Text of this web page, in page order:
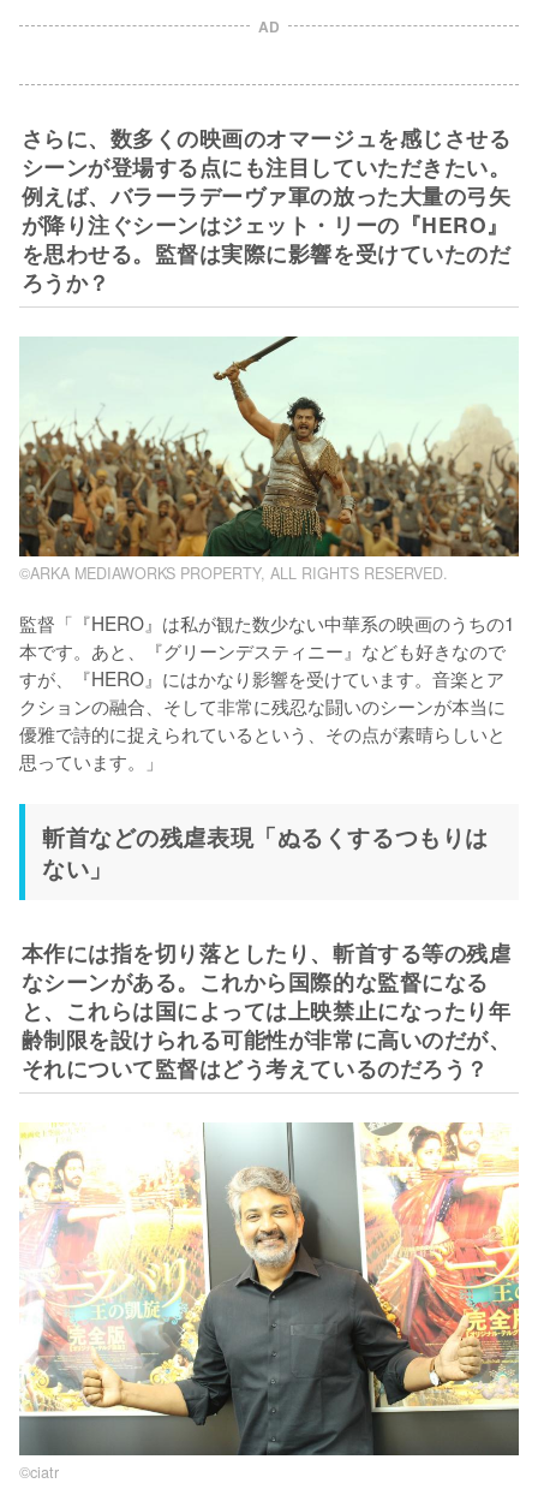
AD
さらに、数多くの映画のオマージュを感じさせる
シーンが登場する点にも注目していただきたい。
例えば、バラーラデーヴァ軍の放った大量の弓矢
が降り注ぐシーンはジェット・リーの『HERO』
を思わせる。監督は実際に影響を受けていたのだ
ろうか？
©ARKA MEDIAWORKS PROPERTY, ALL RIGHTS RESERVED.
監督「『HERO』は私が観た数少ない中華系の映画のうちの1
本です。あと、『グリーンデスティニー』なども好きなので
すが、『HERO』にはかなり影響を受けています。音楽とア
クションの融合、そして非常に残忍な闘いのシーンが本当に
優雅で詩的に捉えられているという、その点が素晴らしいと
思っています。」
斬首などの残虐表現「ぬるくするつもりは
ない」
本作には指を切り落としたり、斬首する等の残虐
なシーンがある。これから国際的な監督になる
と、これらは国によっては上映禁止になったり年
齢制限を設けられる可能性が非常に高いのだが、
それについて監督はどう考えているのだろう？
©ciatr